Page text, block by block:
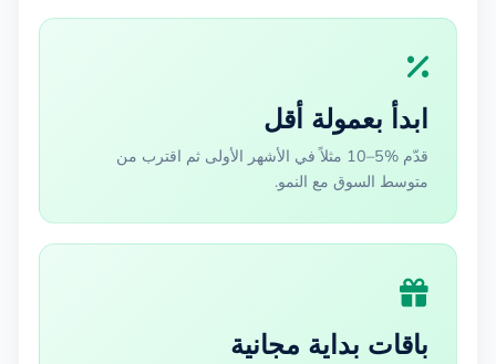
ابدأ بعمولة أقل
قدّم %5–10 مثلاً في الأشهر الأولى ثم اقترب من
متوسط السوق مع النمو.
باقات بداية مجانية